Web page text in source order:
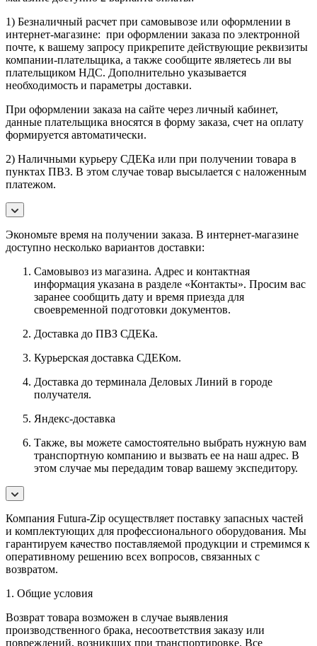
1) Безналичный расчет при самовывозе или оформлении в
интернет-магазине: при оформлении заказа по электронной
почте, к вашему запросу прикрепите действующие реквизиты
компании-плательщика, а также сообщите являетесь ли вы
плательщиком НДС. Дополнительно указывается
необходимость и параметры доставки.
При оформлении заказа на сайте через личный кабинет,
данные плательщика вносятся в форму заказа, счет на оплату
формируется автоматически.
2) Наличными курьеру СДЕКа или при получении товара в
пунктах ПВЗ. В этом случае товар высылается с наложенным
платежом.
Экономьте время на получении заказа. В интернет-магазине
доступно несколько вариантов доставки:
Самовывоз из магазина. Адрес и контактная
информация указана в разделе «Контакты». Просим вас
заранее сообщить дату и время приезда для
своевременной подготовки документов.
Доставка до ПВЗ СДЕКа.
Курьерская доставка СДЕКом.
Доставка до терминала Деловых Линий в городе
получателя.
Яндекс-доставка
Также, вы можете самостоятельно выбрать нужную вам
транспортную компанию и вызвать ее на наш адрес. В
этом случае мы передадим товар вашему экспедитору.
Компания Futura-Zip осуществляет поставку запасных частей
и комплектующих для профессионального оборудования. Мы
гарантируем качество поставляемой продукции и стремимся к
оперативному решению всех вопросов, связанных с
возвратом.
1. Общие условия
Возврат товара возможен в случае выявления
производственного брака, несоответствия заказу или
повреждений, возникших при транспортировке. Все